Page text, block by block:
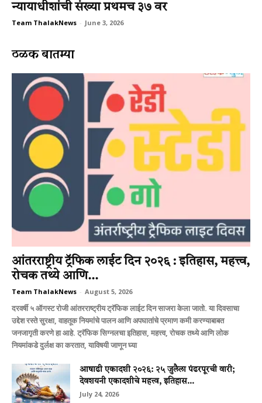
न्यायाधीशांची संख्या प्रथमच ३७ वर
Team ThalakNews - June 3, 2026
ठळक बातम्या
आंतरराष्ट्रीय ट्रॅफिक लाईट दिन २०२६ : इतिहास, महत्त्व,
रोचक तथ्ये आणि...
Team ThalakNews - August 5, 2026
दरवर्षी ५ ऑगस्ट रोजी आंतरराष्ट्रीय ट्रॅफिक लाईट दिन साजरा केला जातो. या दिवसाचा
उद्देश रस्ते सुरक्षा, वाहतूक नियमांचे पालन आणि अपघातांचे प्रमाण कमी करण्याबाबत
जनजागृती करणे हा आहे. ट्रॅफिक सिग्नलचा इतिहास, महत्त्व, रोचक तथ्ये आणि लोक
नियमांकडे दुर्लक्ष का करतात, याविषयी जाणून घ्या
आषाढी एकादशी २०२६: २५ जुलैला पंढरपूरची वारी;
देवशयनी एकादशीचे महत्त्व, इतिहास...
July 24, 2026